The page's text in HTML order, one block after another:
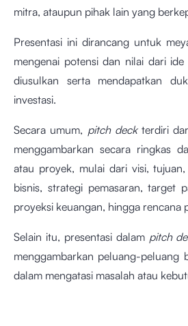
mitra, ataupun pihak lain yang
Presentasi ini dirancang untuk
mengenai potensi dan nilai dari
diusulkan serta mendapatkan
investasi.
Secara umum, pitch deckterdiri
menggambarkan secara ringkas
atau proyek, mulai dari visi,
bisnis, strategi pemasaran, target
proyeksi keuangan, hingga rencana
Selain itu, presentasi dalam pitch
menggambarkan peluang-peluang
dalam mengatasi masalah atau